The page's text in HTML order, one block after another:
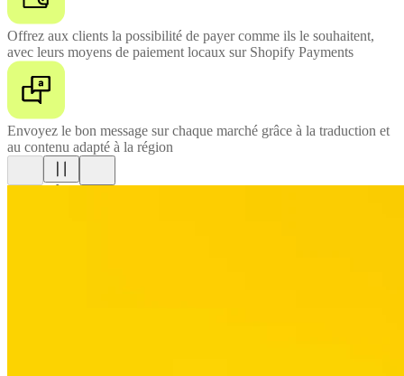
Offrez aux clients la possibilité de payer comme ils le souhaitent,
avec leurs moyens de paiement locaux sur Shopify Payments
Envoyez le bon message sur chaque marché grâce à la traduction et
au contenu adapté à la région